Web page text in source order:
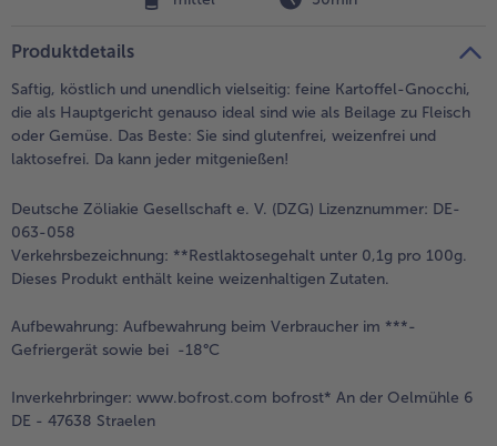
Produktdetails
Saftig, köstlich und unendlich vielseitig: feine Kartoffel-Gnocchi,
die als Hauptgericht genauso ideal sind wie als Beilage zu Fleisch
oder Gemüse. Das Beste: Sie sind glutenfrei, weizenfrei und
laktosefrei. Da kann jeder mitgenießen!
Deutsche Zöliakie Gesellschaft e. V. (DZG) Lizenznummer: DE-
063-058
Verkehrsbezeichnung: **Restlaktosegehalt unter 0,1g pro 100g.
Dieses Produkt enthält keine weizenhaltigen Zutaten.
Aufbewahrung: Aufbewahrung beim Verbraucher im ***-
Gefriergerät sowie bei -18°C
Inverkehrbringer: www.bofrost.com bofrost* An der Oelmühle 6
DE - 47638 Straelen